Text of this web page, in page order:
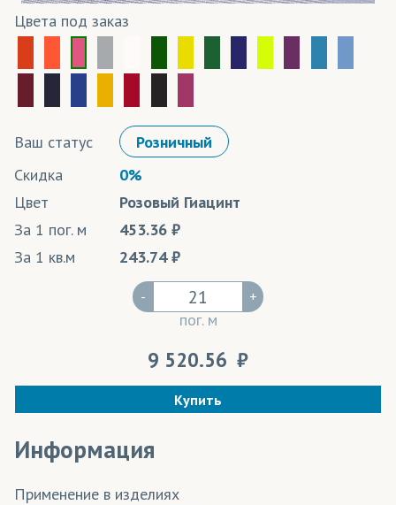
Цвета под заказ
Ваш статус
Розничный
Скидка
0%
Цвет
Розовый Гиацинт
За 1 пог. м
453.36
За 1 кв.м
243.74
-
пог. м
+
9 520.56
Купить
Информация
Применение в изделиях